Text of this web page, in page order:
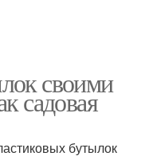
своими
садовая
бутылок